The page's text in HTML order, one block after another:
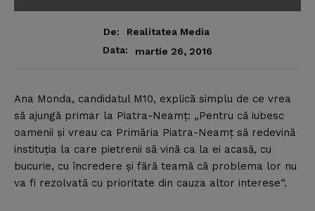
De:
Realitatea Media
Data:
martie 26, 2016
Ana Monda, candidatul M10, explică simplu de ce vrea
să ajungă primar la Piatra-Neamţ: „Pentru că iubesc
oamenii şi vreau ca Primăria Piatra-Neamţ să redevină
instituţia la care pietrenii să vină ca la ei acasă, cu
bucurie, cu încredere şi fără teamă că problema lor nu
va fi rezolvată cu prioritate din cauza altor interese“.